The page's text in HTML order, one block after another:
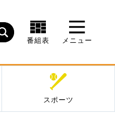
番組表 メニュー
スポーツ